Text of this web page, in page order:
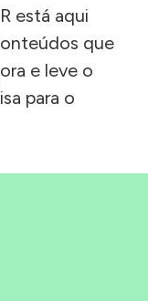
está aqui
que
e leve o
para o